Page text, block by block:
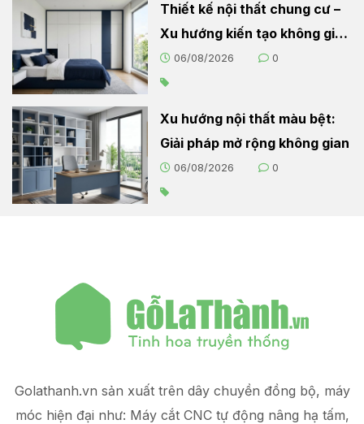
Thiết kế nội thất chung cư –
Xu hướng kiến tạo không gian
sống hiện đại
06/08/2026 0
Xu hướng nội thất màu bệt:
Giải pháp mở rộng không gian
06/08/2026 0
Golathanh.vn sản xuất trên dây chuyền đồng bộ, máy
móc hiện đại như: Máy cắt CNC tự động nâng hạ tấm,